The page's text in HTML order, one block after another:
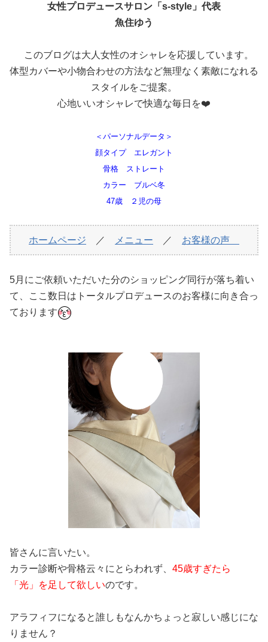
女性プロデュースサロン「s-style」代表
魚住ゆう
このブログは大人女性のオシャレを応援しています。
体型カバーや小物合わせの方法など無理なく素敵になれる
スタイルをご提案。
心地いいオシャレで快適な毎日を❤️
＜パーソナルデータ＞
顔タイプ エレガント
骨格 ストレート
カラー ブルベ冬
47歳 ２児の母
ホームページ ／ メニュー ／ お客様の声
5月にご依頼いただいた分のショッピング同行が落ち着い
て、ここ数日はトータルプロデュースのお客様に向き合っ
ております
皆さんに言いたい。
カラー診断や骨格云々にとらわれず、 45歳すぎたら
「光」を足して欲しいのです。
アラフィフになると誰しもなんかちょっと寂しい感じにな
りません？